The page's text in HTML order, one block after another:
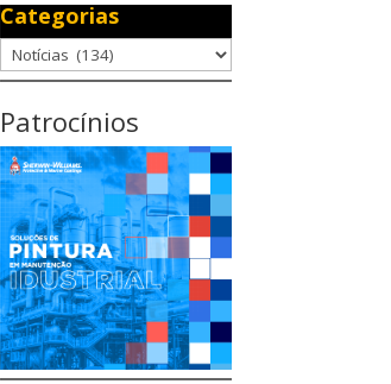
Categorias
Categorias
Patrocínios